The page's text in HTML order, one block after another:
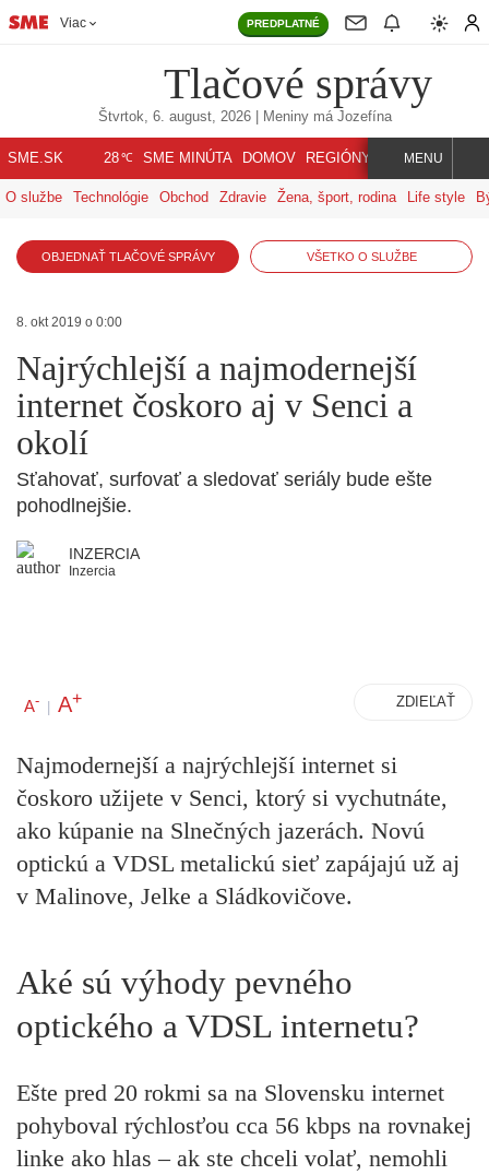
Viac PREDPLATNÉ
Tlačové správy
Štvrtok, 6. august, 2026| Meniny má Jozefína
SME.SK 28℃ SME MINÚTA DOMOV REGIÓNY INDEX SVET
MENU
O službe Technológie Obchod Zdravie Žena, šport, rodina Life style
OBJEDNAŤ TLAČOVÉ SPRÁVY VŠETKO O SLUŽBE
8. okt 2019 o 0:00
Najrýchlejší a najmodernejší
internet čoskoro aj v Senci a
okolí
Sťahovať, surfovať a sledovať seriály bude ešte
pohodlnejšie.
INZERCIA
Inzercia
A- | A+ ZDIEĽAŤ
Najmodernejší a najrýchlejší internet si
čoskoro užijete v Senci, ktorý si vychutnáte,
ako kúpanie na Slnečných jazerách. Novú
optickú a VDSL metalickú sieť zapájajú už aj
v Malinove, Jelke a Sládkovičove.
Aké sú výhody pevného
optického a VDSL internetu?
Ešte pred 20 rokmi sa na Slovensku internet
pohyboval rýchlosťou cca 56 kbps na rovnakej
linke ako hlas – ak ste chceli volať, nemohli